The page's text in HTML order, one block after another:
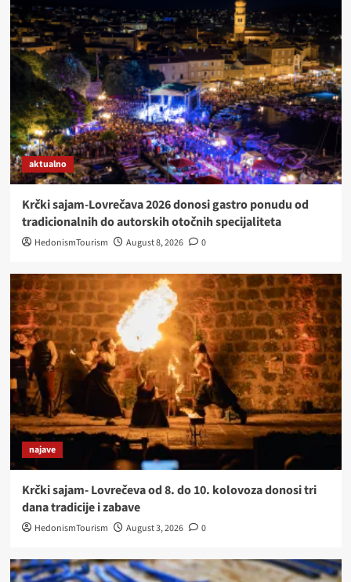
aktualno
Krčki sajam-Lovrečava 2026 donosi gastro ponudu od
tradicionalnih do autorskih otočnih specijaliteta
HedonismTourism August 8, 2026 0
najave
Krčki sajam- Lovrečeva od 8. do 10. kolovoza donosi tri
dana tradicije i zabave
HedonismTourism August 3, 2026 0